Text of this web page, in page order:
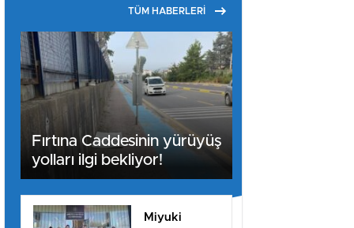
TÜM HABERLERİ
Fırtına Caddesinin yürüyüş
yolları ilgi bekliyor!
Miyuki